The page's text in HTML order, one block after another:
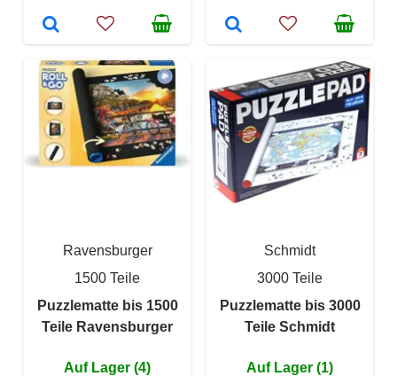
Ravensburger
1500 Teile
Puzzlematte bis 1500
Teile Ravensburger
Auf Lager (4)
Schmidt
3000 Teile
Puzzlematte bis 3000
Teile Schmidt
Auf Lager (1)